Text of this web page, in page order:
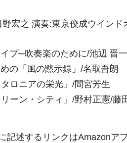
宏之 演奏:東京佼成ウインド
プ─吹奏楽のために/池辺 晋
の「風の黙示録」/名取吾朗
ロニアの栄光」/間宮芳生
ーン・シティ」/野村正憲/藤
記述するリンクはAmazonア